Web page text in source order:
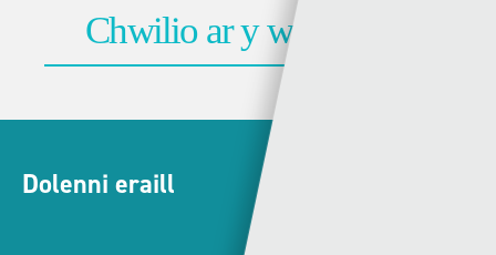
Dolenni eraill